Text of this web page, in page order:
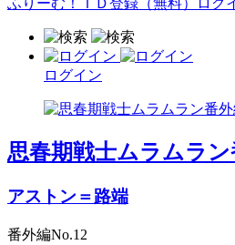
ふりーむ！ＩＤ登録（無料） ログ
ログイン
思春期戦士ムラムラ
アストン＝路端
番外編No.12